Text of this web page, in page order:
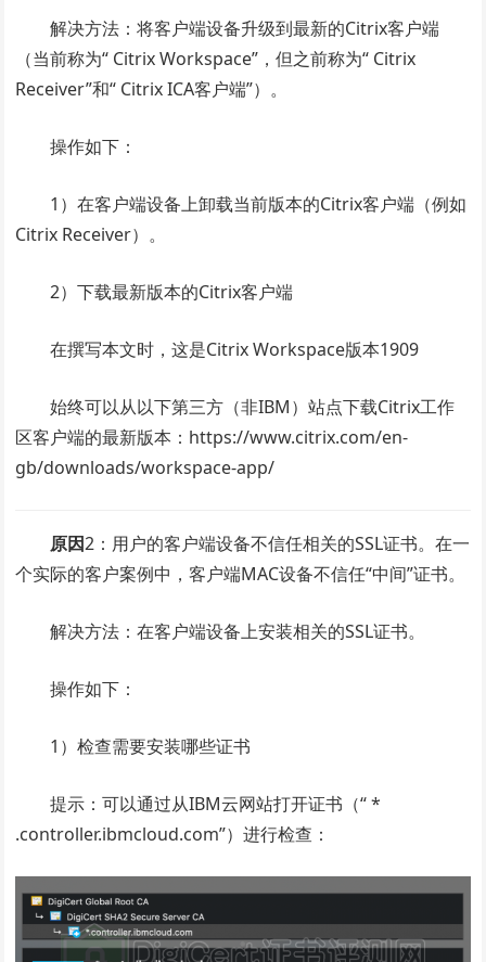
解决方法：将客户端设备升级到最新的Citrix客户端
（当前称为“ Citrix Workspace”，但之前称为“ Citrix
Receiver”和“ Citrix ICA客户端”）。
操作如下：
1）在客户端设备上卸载当前版本的Citrix客户端（例如
Citrix Receiver）。
2）下载最新版本的Citrix客户端
在撰写本文时，这是Citrix Workspace版本1909
始终可以从以下第三方（非IBM）站点下载Citrix工作
区客户端的最新版本：https://www.citrix.com/en-
gb/downloads/workspace-app/
原因2：用户的客户端设备不信任相关的SSL证书。在一
个实际的客户案例中，客户端MAC设备不信任“中间”证书。
解决方法：在客户端设备上安装相关的SSL证书。
操作如下：
1）检查需要安装哪些证书
提示：可以通过从IBM云网站打开证书（“ *
.controller.ibmcloud.com”）进行检查：